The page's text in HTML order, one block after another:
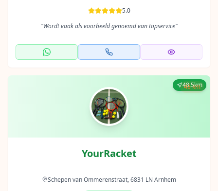
5.0
"Wordt vaak als voorbeeld genoemd van topservice"
48.5km
YourRacket
Schepen van Ommerenstraat, 6831 LN Arnhem
48 km